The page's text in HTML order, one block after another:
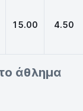
15.00 4.50
άθλημα